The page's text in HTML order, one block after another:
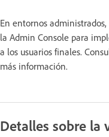
En entornos
la Admin Console para
a los usuarios finales.
más información.
Detalles sobre la